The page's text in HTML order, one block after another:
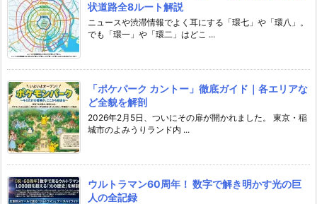
状道路全8ルート解説
ニュースや渋滞情報でよく耳にする「環七」や「環八」。
でも「環一」や「環二」はどこ ...
「ポケパーク カントー」徹底ガイド｜各エリアな
ど全貌を解剖
2026年2月5日、ついにその扉が開かれました。 東京・稲
城市のよみうりランド内 ...
ウルトラマン60周年！ 数字で解き明かす光の巨
人の全記録